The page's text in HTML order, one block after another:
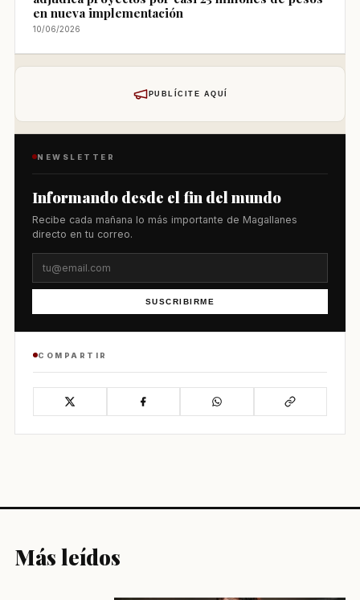
en nueva implementación
10/06/2026
PUBLÍCITE AQUÍ
NEWSLETTER
Informando desde el fin del mundo
Recibe cada mañana lo más importante de Magallanes
directo en tu correo.
SUSCRIBIRME
COMPARTIR
Más leídos